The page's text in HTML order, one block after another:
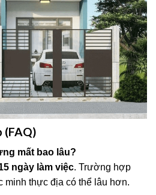
(FAQ)
mất bao lâu?
ngày làm việc. Trường hợp
minh thực địa có thể lâu hơn.